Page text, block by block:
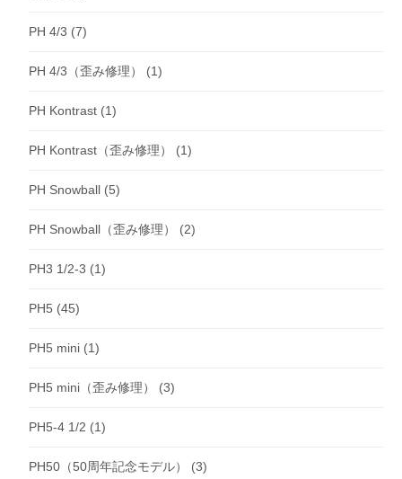
PH 4/3 (7)
PH 4/3（歪み修理） (1)
PH Kontrast (1)
PH Kontrast（歪み修理） (1)
PH Snowball (5)
PH Snowball（歪み修理） (2)
PH3 1/2-3 (1)
PH5 (45)
PH5 mini (1)
PH5 mini（歪み修理） (3)
PH5-4 1/2 (1)
PH50（50周年記念モデル） (3)